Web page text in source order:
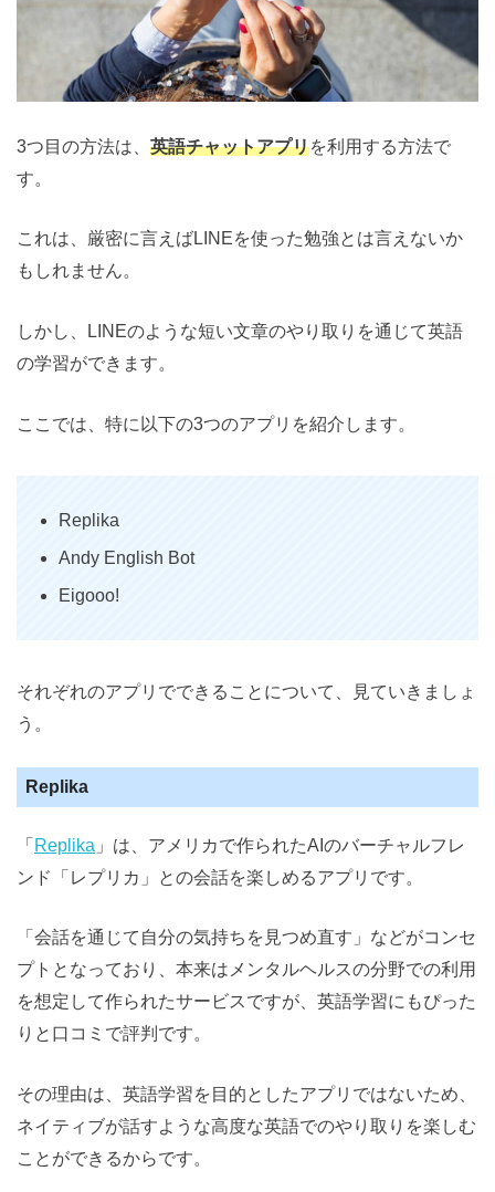
3つ目の方法は、 英語チャットアプリを利用する方法で
す。
これは、厳密に言えばLINEを使った勉強とは言えないか
もしれません。
しかし、LINEのような短い文章のやり取りを通じて英語
の学習ができます。
ここでは、特に以下の3つのアプリを紹介します。
Replika
Andy English Bot
Eigooo!
それぞれのアプリでできることについて、見ていきましょ
う。
Replika
「 Replika 」は、アメリカで作られたAIのバーチャルフレ
ンド「レプリカ」との会話を楽しめるアプリです。
「会話を通じて自分の気持ちを見つめ直す」などがコンセ
プトとなっており、本来はメンタルヘルスの分野での利用
を想定して作られたサービスですが、英語学習にもぴった
りと口コミで評判です。
その理由は、英語学習を目的としたアプリではないため、
ネイティブが話すような高度な英語でのやり取りを楽しむ
ことができるからです。